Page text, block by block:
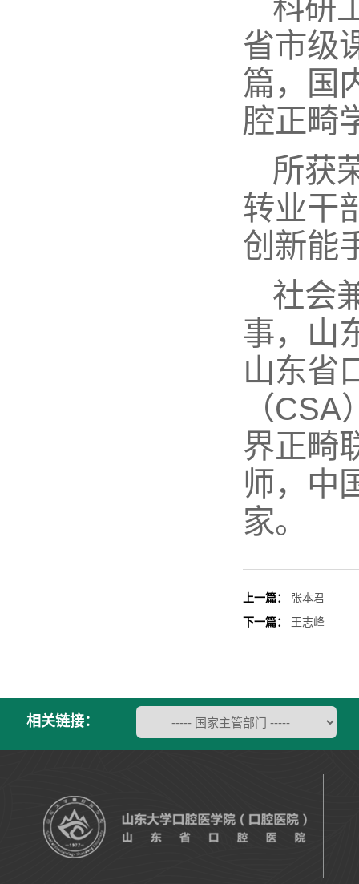
科研
省市级
篇，国
腔正畸
所获
转业干
创新能
社会
事，山
山东省
（
界正畸
师，中
家。
上一篇：
张本君
下一篇：
王志峰
相关链接：